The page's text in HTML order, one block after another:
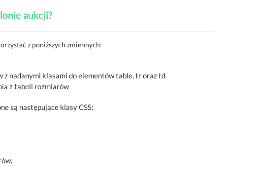
aukcji?
z poniższych zmiennych:
z nadanymi klasami do elementów table, tr oraz td.
z tabeli rozmiarów
są następujące klasy CSS: